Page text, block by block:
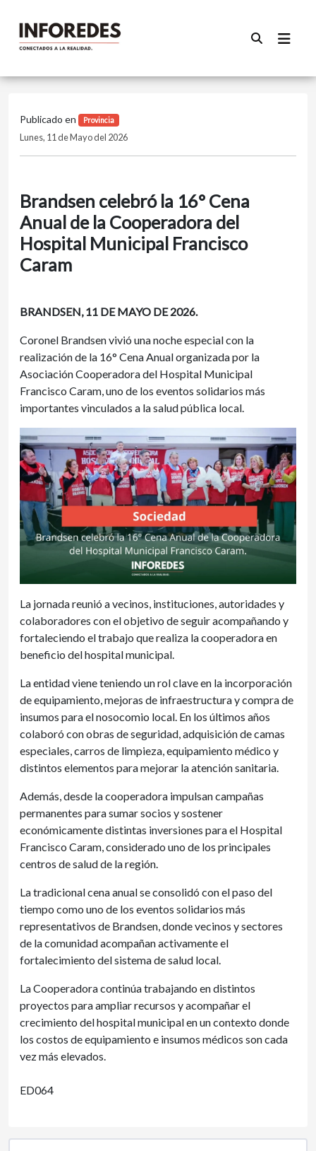
Publicado en Provincia
Lunes, 11 de Mayo del 2026
Brandsen celebró la 16° Cena
Anual de la Cooperadora del
Hospital Municipal Francisco
Caram
BRANDSEN, 11 DE MAYO DE 2026.
Coronel Brandsen vivió una noche especial con la
realización de la 16° Cena Anual organizada por la
Asociación Cooperadora del Hospital Municipal
Francisco Caram, uno de los eventos solidarios más
importantes vinculados a la salud pública local.
La jornada reunió a vecinos, instituciones, autoridades y
colaboradores con el objetivo de seguir acompañando y
fortaleciendo el trabajo que realiza la cooperadora en
beneficio del hospital municipal.
La entidad viene teniendo un rol clave en la incorporación
de equipamiento, mejoras de infraestructura y compra de
insumos para el nosocomio local. En los últimos años
colaboró con obras de seguridad, adquisición de camas
especiales, carros de limpieza, equipamiento médico y
distintos elementos para mejorar la atención sanitaria.
Además, desde la cooperadora impulsan campañas
permanentes para sumar socios y sostener
económicamente distintas inversiones para el Hospital
Francisco Caram, considerado uno de los principales
centros de salud de la región.
La tradicional cena anual se consolidó con el paso del
tiempo como uno de los eventos solidarios más
representativos de Brandsen, donde vecinos y sectores
de la comunidad acompañan activamente el
fortalecimiento del sistema de salud local.
La Cooperadora continúa trabajando en distintos
proyectos para ampliar recursos y acompañar el
crecimiento del hospital municipal en un contexto donde
los costos de equipamiento e insumos médicos son cada
vez más elevados.
ED064